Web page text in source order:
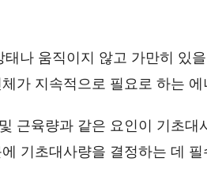
태나 움직이지 않고 가만히 있
가 지속적으로 필요로 하는
근육량과 같은 요인이 기초
기초대사량을 결정하는 데